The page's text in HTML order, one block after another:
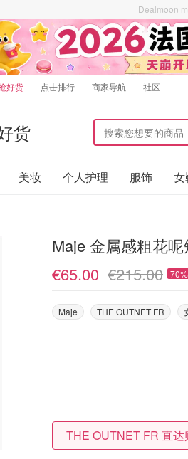
Dealmoon
好货 点击排行 商家导航 社区
货
美妆 个人护理 服饰 女
Maje 金属感粗花
€65.00 €215.00
Maje THE OUTNET FR
THE OUTNET FR 直